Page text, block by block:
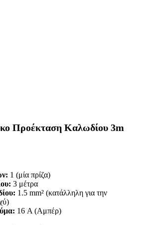
Προέκταση Καλωδίου 3m
1 (μία πρίζα)
3 μέτρα
1.5 mm² (κατάλληλη για την
16 A (Αμπέρ)